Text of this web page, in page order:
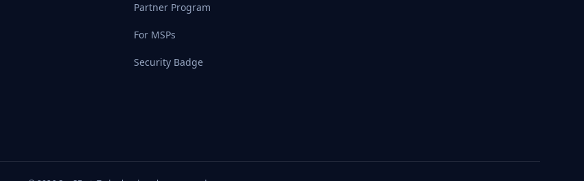
Partner Program
For MSPs
Security Badge